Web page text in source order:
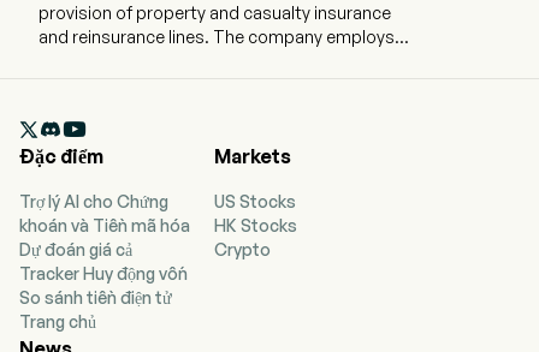
provision of property and casualty insurance
and reinsurance lines. The company employs
lines, including construction and national
accounts; excess and surplus casualty;
marine and aviation; travel, accident and health;
warranty and lender solutions, and others
(consisting of alternative markets, excess
workers' compensation and surety business).
The reinsurance segment consists of its
reinsurance underwriting units, which offer

Đặc điểm
Trợ lý AI cho Chứng
khoán và Tiền mã hóa
Dự đoán giá cả
Tracker Huy động vốn
So sánh tiền điện tử
Trang chủ
Markets
US Stocks
HK Stocks
Crypto